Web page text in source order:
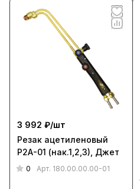
3 992 ₽/шт
Резак ацетиленовый
Р2А-01 (нак.1,2,3), Джет
0 Арт. 180.00.00.00-01